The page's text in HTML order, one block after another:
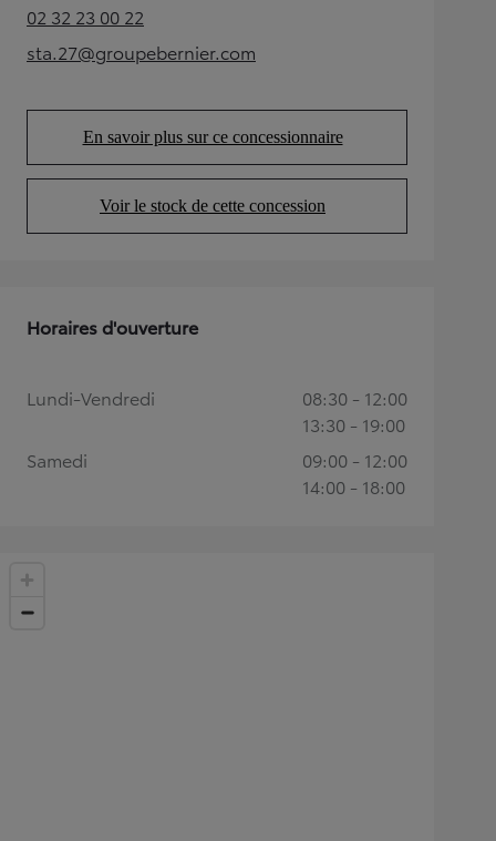
02 32 23 00 22(Opens in new tab)
sta.27@groupebernier.com
(Opens in new tab)
En savoir plus sur ce concessionnaire
(Opens in new tab)
Voir le stock de cette concession
(Opens in new tab)
Horaires d'ouverture
Lundi-Vendredi
08:30 - 12:00
13:30 - 19:00
Samedi
09:00 - 12:00
14:00 - 18:00